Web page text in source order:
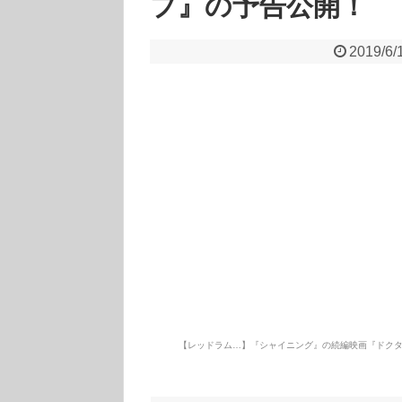
2019/6/
【レッドラム…】『シャイニング』の続編映画『ド